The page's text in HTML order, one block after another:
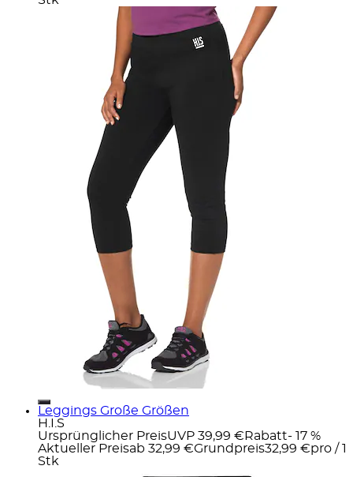
Leggings Große Größen
H.I.S
Ursprünglicher PreisUVP 39,99 € Rabatt- 17 %
Aktueller Preisab 32,99 €Grundpreis32,99 €pro / 1
Stk